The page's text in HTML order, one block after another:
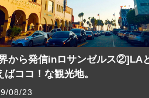
から発信inロサンゼルス②]LA
ばココ！な観光地。
08/23